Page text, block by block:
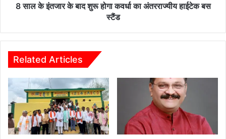
8 साल के इंतजार के बाद शुरू होगा कवर्धा का अंतरराज्यीय हाईटेक बस
स्टैंड
Related Articles